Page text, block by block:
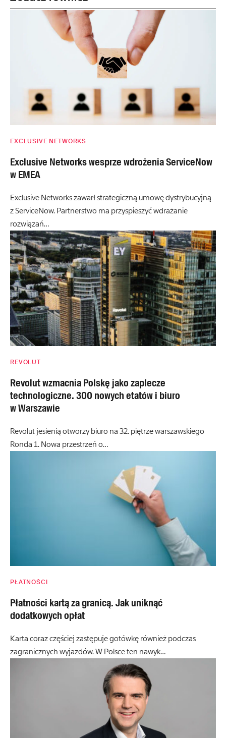
EXCLUSIVE NETWORKS
Exclusive Networks wesprze wdrożenia ServiceNow
w EMEA
Exclusive Networks zawarł strategiczną umowę dystrybucyjną
z ServiceNow. Partnerstwo ma przyspieszyć wdrażanie
rozwiązań…
REVOLUT
Revolut wzmacnia Polskę jako zaplecze
technologiczne. 300 nowych etatów i biuro
w Warszawie
Revolut jesienią otworzy biuro na 32. piętrze warszawskiego
Ronda 1. Nowa przestrzeń o…
PŁATNOŚCI
Płatności kartą za granicą. Jak uniknąć
dodatkowych opłat
Karta coraz częściej zastępuje gotówkę również podczas
zagranicznych wyjazdów. W Polsce ten nawyk…